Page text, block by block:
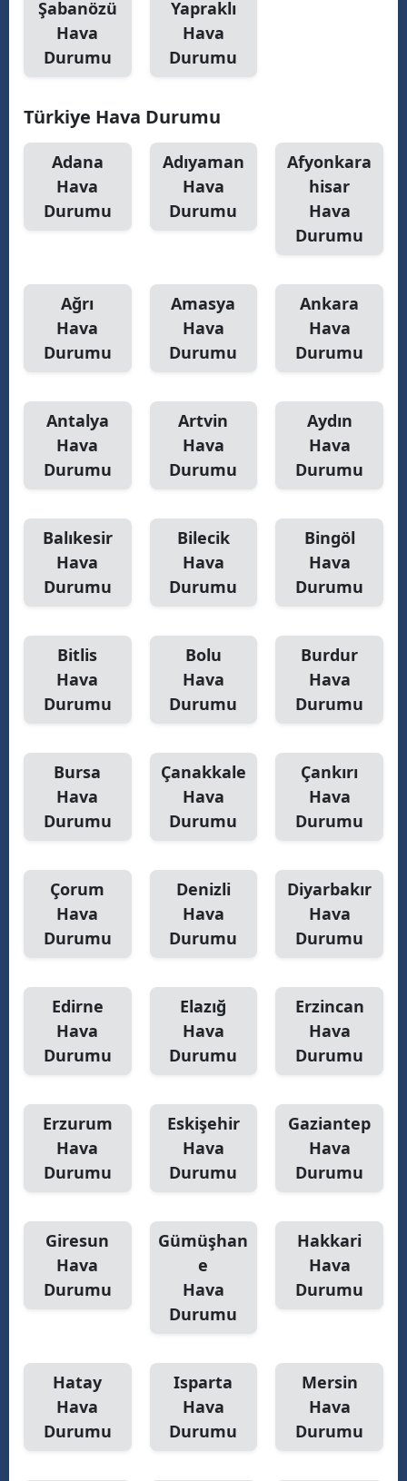
Sivas
Tekirdağ
Trabzon
Tunceli
Şanlıurfa
Van
Yozgat
Zonguldak
Aksaray
Karaman
Batman
Şırnak
Ardahan
Iğdır
Karabük
Osmaniye
Düzce
Şabanözü
Hava
Durumu
Yapraklı
Hava
Durumu
Türkiye Hava Durumu
Adana
Hava
Durumu
Adıyaman
Hava
Durumu
Afyonkara
hisar
Hava
Durumu
Ağrı
Hava
Durumu
Amasya
Hava
Durumu
Ankara
Hava
Durumu
Antalya
Hava
Durumu
Artvin
Hava
Durumu
Aydın
Hava
Durumu
Balıkesir
Hava
Durumu
Bilecik
Hava
Durumu
Bingöl
Hava
Durumu
Bitlis
Hava
Durumu
Bolu
Hava
Durumu
Burdur
Hava
Durumu
Bursa
Hava
Durumu
Çanakkale
Hava
Durumu
Çankırı
Hava
Durumu
Çorum
Hava
Durumu
Denizli
Hava
Durumu
Diyarbakır
Hava
Durumu
Edirne
Hava
Durumu
Elazığ
Hava
Durumu
Erzincan
Hava
Durumu
Erzurum
Hava
Durumu
Eskişehir
Hava
Durumu
Gaziantep
Hava
Durumu
Giresun
Hava
Durumu
Gümüşhan
e
Hava
Durumu
Hakkari
Hava
Durumu
Hatay
Hava
Durumu
Isparta
Hava
Durumu
Mersin
Hava
Durumu